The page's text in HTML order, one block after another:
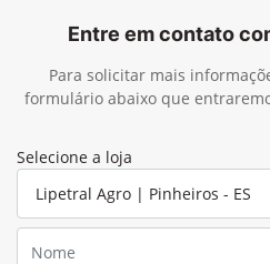
Entre em contato
Para solicitar mais
formulário abaixo que
Selecione a loja